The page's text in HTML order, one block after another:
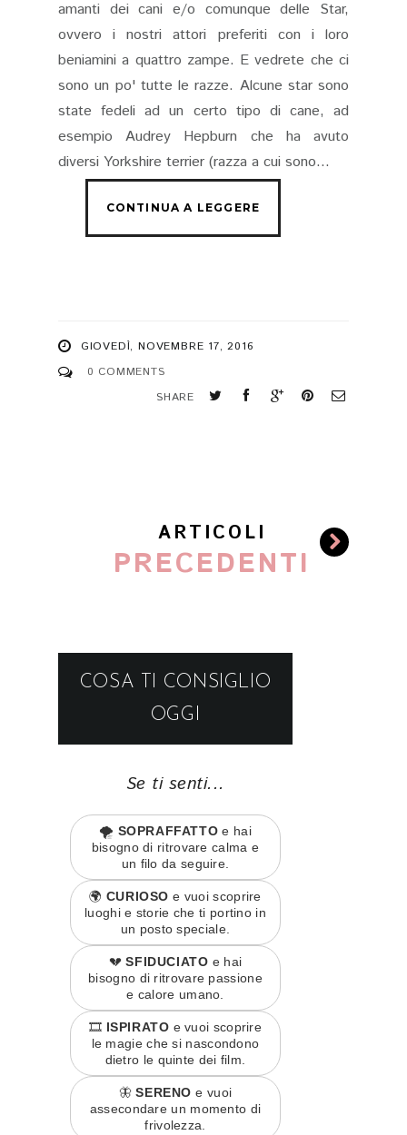
amanti dei cani e/o comunque delle Star,
ovvero i nostri attori preferiti con i loro
beniamini a quattro zampe. E vedrete che ci
sono un po' tutte le razze. Alcune star sono
state fedeli ad un certo tipo di cane, ad
esempio Audrey Hepburn che ha avuto
diversi Yorkshire terrier (razza a cui sono...
GIOVEDÌ, NOVEMBRE 17, 2016
0 COMMENTS
SHARE
ARTICOLI
PRECEDENTI
COSA TI CONSIGLIO
OGGI
Se ti senti...
🌪️ SOPRAFFATTO e hai
bisogno di ritrovare calma e
un filo da seguire.
🌍 CURIOSO e vuoi scoprire
luoghi e storie che ti portino in
un posto speciale.
💔SFIDUCIATO e hai
bisogno di ritrovare passione
e calore umano.
🎞️ ISPIRATO e vuoi scoprire
le magie che si nascondono
dietro le quinte dei film.
🦋SERENO e vuoi
assecondare un momento di
frivolezza.